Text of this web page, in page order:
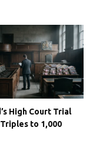
High Court Trial
to 1,000